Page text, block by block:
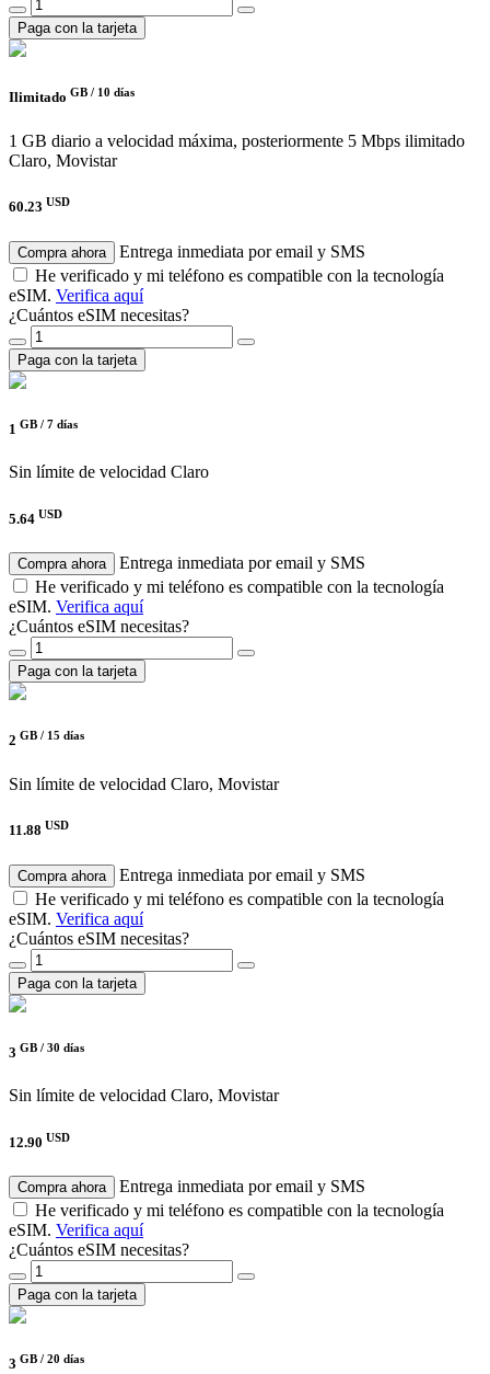
Paga con la tarjeta
Ilimitado GB / 10 días
1 GB diario a velocidad máxima, posteriormente 5 Mbps ilimitado
Claro, Movistar
60.23 USD
Compra ahora
Entrega inmediata por email y SMS
He verificado y mi teléfono es compatible con la tecnología
eSIM. Verifica aquí
¿Cuántos eSIM necesitas?
Paga con la tarjeta
1 GB / 7 días
Sin límite de velocidad Claro
5.64 USD
Compra ahora
Entrega inmediata por email y SMS
He verificado y mi teléfono es compatible con la tecnología
eSIM. Verifica aquí
¿Cuántos eSIM necesitas?
Paga con la tarjeta
2 GB / 15 días
Sin límite de velocidad Claro, Movistar
11.88 USD
Compra ahora
Entrega inmediata por email y SMS
He verificado y mi teléfono es compatible con la tecnología
eSIM. Verifica aquí
¿Cuántos eSIM necesitas?
Paga con la tarjeta
3 GB / 30 días
Sin límite de velocidad Claro, Movistar
12.90 USD
Compra ahora
Entrega inmediata por email y SMS
He verificado y mi teléfono es compatible con la tecnología
eSIM. Verifica aquí
¿Cuántos eSIM necesitas?
Paga con la tarjeta
3 GB / 20 días